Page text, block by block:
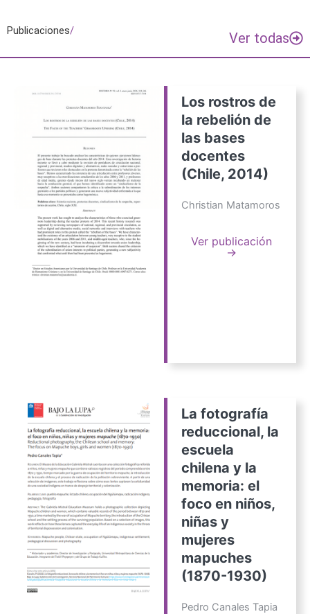
Publicaciones/ Ver todas
Los rostros de
la rebelión de
las bases
docentes
(Chile, 2014)
Christian Matamoros
Ver publicación
→
La fotografía
reduccional, la
escuela
chilena y la
memoria: el
foco en niños,
niñas y
mujeres
mapuches
(1870-1930)
Pedro Canales Tapia